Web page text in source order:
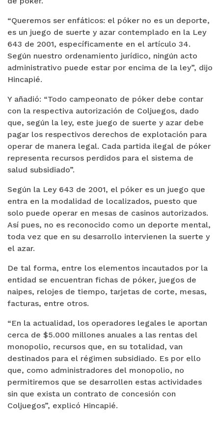
“Queremos ser enfáticos: el póker no es un deporte,
es un juego de suerte y azar contemplado en la Ley
643 de 2001, específicamente en el artículo 34.
Según nuestro ordenamiento jurídico, ningún acto
administrativo puede estar por encima de la ley”, dijo
Hincapié.
Y añadió: “Todo campeonato de póker debe contar
con la respectiva autorización de Coljuegos, dado
que, según la ley, este juego de suerte y azar debe
pagar los respectivos derechos de explotación para
operar de manera legal. Cada partida ilegal de póker
representa recursos perdidos para el sistema de
salud subsidiado”.
Según la Ley 643 de 2001, el póker es un juego que
entra en la modalidad de localizados, puesto que
solo puede operar en mesas de casinos autorizados.
Así pues, no es reconocido como un deporte mental,
toda vez que en su desarrollo intervienen la suerte y
el azar.
De tal forma, entre los elementos incautados por la
entidad se encuentran fichas de póker, juegos de
naipes, relojes de tiempo, tarjetas de corte, mesas,
facturas, entre otros.
“En la actualidad, los operadores legales le aportan
cerca de $5.000 millones anuales a las rentas del
monopolio, recursos que, en su totalidad, van
destinados para el régimen subsidiado. Es por ello
que, como administradores del monopolio, no
permitiremos que se desarrollen estas actividades
sin que exista un contrato de concesión con
Coljuegos”, explicó Hincapié.